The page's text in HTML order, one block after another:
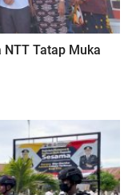
Tatap Muka